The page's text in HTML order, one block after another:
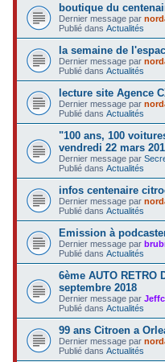
boutique du
Dernier message par
Publié dansActualités
la semaine de
Dernier message par
Publié dansActualités
lecture site Agence
Dernier message par
Publié dansActualités
"100 ans, 100
vendredi 22 mars
Dernier message par
Publié dansActualités
infos centenaire
Dernier message par
Publié dansActualités
Emission à
Dernier message par
Publié dansActualités
6ème AUTO RETRO
septembre 2018
Dernier message par
Publié dansActualités
99 ans Citroen a
Dernier message par
Publié dansActualités